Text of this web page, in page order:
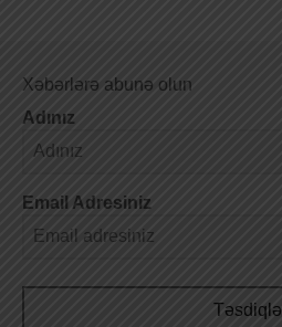
Xəbərlərə abunə olun
Adınız
Email Adresiniz
Təsdiqlə